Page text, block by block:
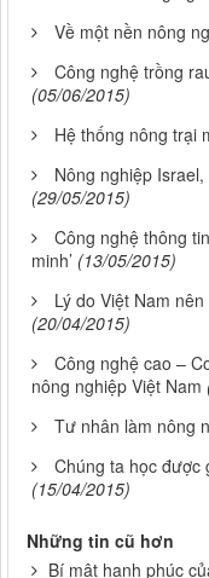
Về một nền nông
Công nghệ trồng
(05/06/2015)
Hệ thống nông trại
Nông nghiệp
(29/05/2015)
Công nghệ thông
minh’ (13/05/2015)
Lý do Việt Nam
(20/04/2015)
Công nghệ cao –
nông nghiệp Việt Nam
Tư nhân làm nông
Chúng ta học được
(15/04/2015)
Những tin cũ hơn
Bí mật hạnh phúc